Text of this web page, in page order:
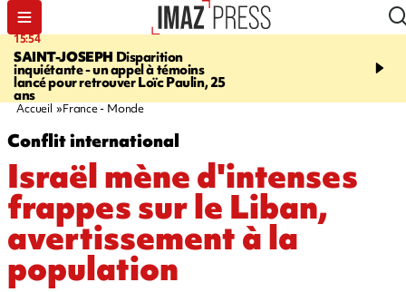
15:54
SAINT-JOSEPH Disparition
inquiétante - un appel à témoins
lancé pour retrouver Loïc Paulin, 25
ans
17:52
dimanche pour
Accueil France - Monde
Conflit international
Israël mène d'intenses
frappes sur le Liban,
avertissement à la
population